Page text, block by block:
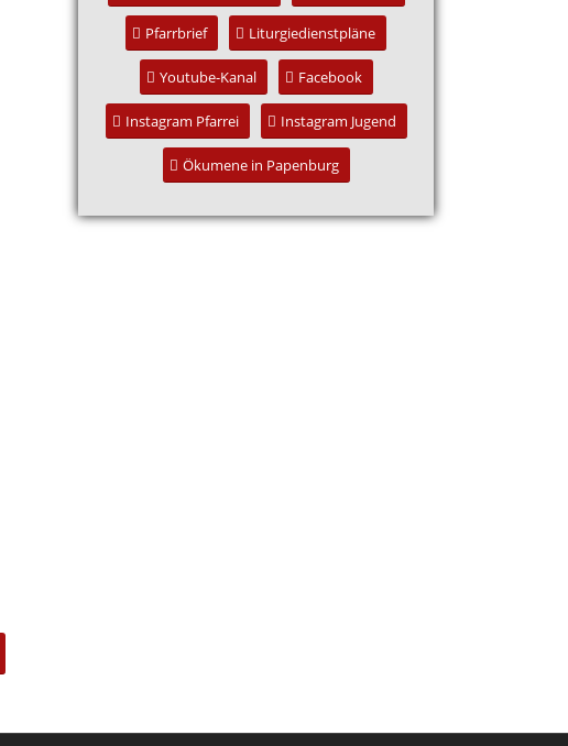
Pfarrbrief Liturgiedienstpläne
Youtube-Kanal Facebook
Instagram Pfarrei Instagram Jugend
Ökumene in Papenburg